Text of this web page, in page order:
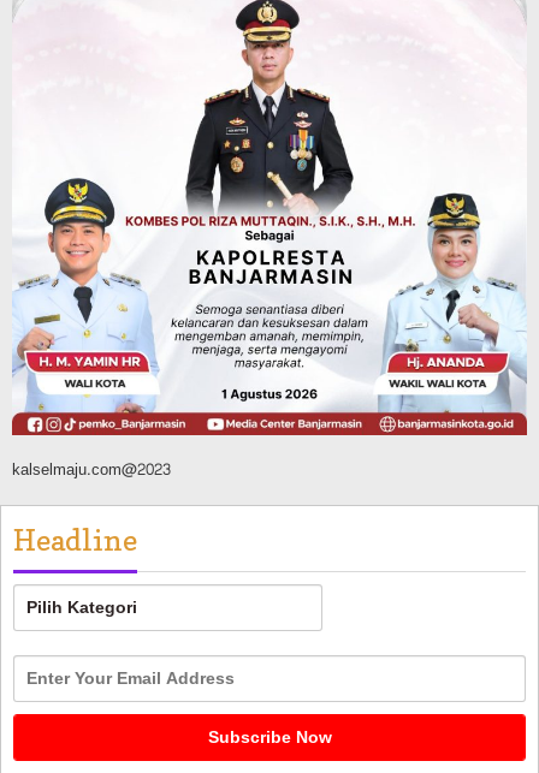
Tahura Sultan Adam Sempat Alami
Kebakaran Lahan, Api Berhasil
Dipadamkan, Kadishut Kalsel
Memimpin Langsung Aksi di Lapangan
Advertorial Pemkab Balangan
Silaturahmi ke DPRD Balangan, Kapolres
AKBP Arif Mansyur Perkuat Koordinasi
Keamanan Daerah
Agustus 6, 2026
kalselmaju.com@2023
Headline
Headline